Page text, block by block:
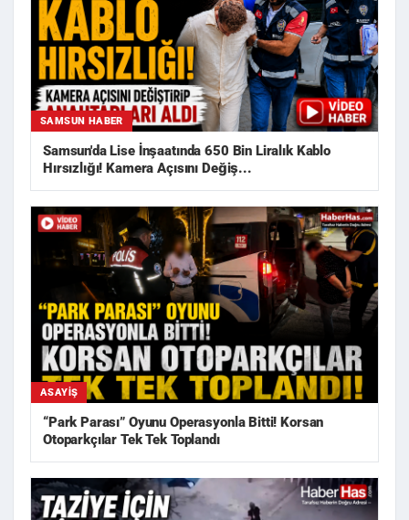
SAMSUN HABER
Samsun'da Lise İnşaatında 650 Bin Liralık Kablo
Hırsızlığı! Kamera Açısını Değiş...
ASAYIŞ
“Park Parası” Oyunu Operasyonla Bitti! Korsan
Otoparkçılar Tek Tek Toplandı